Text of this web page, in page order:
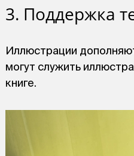
3. Поддержка
Иллюстрации
могут служить
книге.